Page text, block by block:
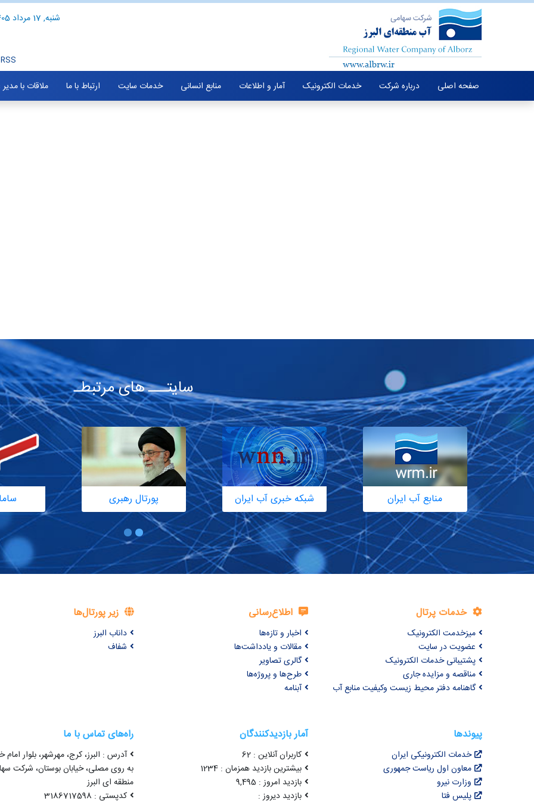
شنبه, 17 مرداد 1405
RSS
صفحه اصلی درباره شرکت خدمات الکترونیک آمار و اطلاعات منابع انسانی خدمات سایت ارتباط با ما ملاقات با
سایتـــ های مرتبطـ
منابع آب ایران شبکه خبری آب ایران پورتال رهبری
خدمات پرتال
میزخدمت الکترونیک
عضویت در سایت
پشتیبانی خدمات الکترونیک
مناقصه و مزایده جاری
گاهنامه دفتر محیط زیست وکیفیت منابع آب
اطلاع‌رسانی
اخبار و تازه‌ها
مقالات و یادداشت‌ها
گالری تصاویر
طرح‌ها و پروژه‌ها
آبنامه
زیر پورتال‌ها
داناب البرز
شفاف
پیوندها
خدمات الکترونیکی ایران
معاون اول ریاست جمهوری
وزارت نیرو
پلیس فتا
آمار بازدیدکنندگان
کاربران آنلاین : 62
بیشترین بازدید همزمان : 1234
بازدید امروز : 9,495
بازدید دیروز :
راه‌های تماس با ما
آدرس : البرز، کرج، مهرشهر، بلوار امام
به روی مصلی، خیابان بوستان، شرکت
منطقه ای البرز
کدپستی : 3186717598